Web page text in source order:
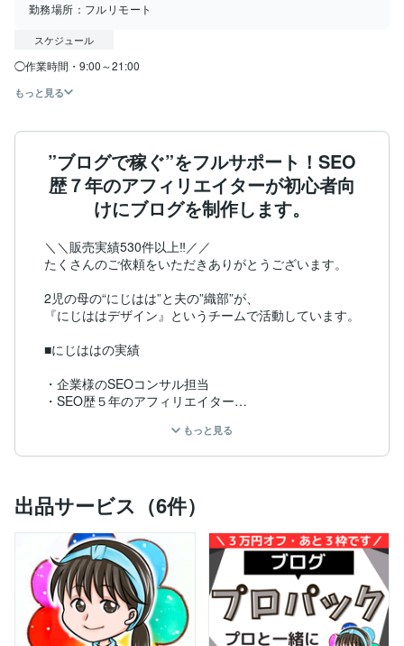
勤務場所： フルリモート
スケジュール
◯作業時間・9:00～21:00
もっと見る
”ブログで稼ぐ”をフルサポート！SEO
歴７年のアフィリエイターが初心者向
けにブログを制作します。
＼＼販売実績530件以上‼／／
たくさんのご依頼をいただきありがとうございます。
2児の母の“にじはは”と夫の”織部”が、
『にじははデザイン』というチームで活動しています。
■にじははの実績
・企業様のSEOコンサル担当
・SEO歴５年のアフィリエイター
・３つのブログを運営中
・アフィリエイトやアドセンスで稼ぎたい方
・初めてのブログに挑戦する方
・副業で月数万円稼ぎたい方
■当サービスの特徴
・元保育士（歴16年）なので、対応が丁寧できめ細や
か。
・”難しいこと”を”わかりやすく”するのが得意。
もっと見る
出品サービス（6件）